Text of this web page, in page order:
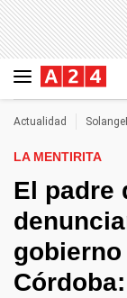
Actualidad
LA MENTIRITA
El padre